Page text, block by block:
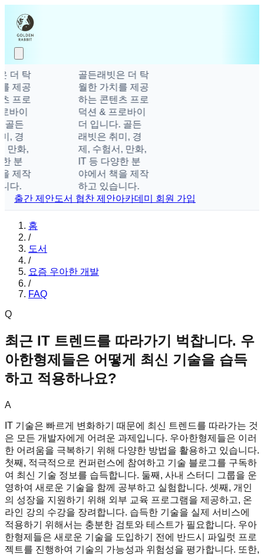
더 탁
제공
프로
바이
골든
, 경
만화,
분
제작
다.
골든래빗은 더 탁
월한 가치를 제공
하는 콘텐츠 프로
덕션 & 프로바이
더 입니다. 골든
래빗은 취미, 경
제, 수험서, 만화,
IT 등 다양한 분
야에서 책을 제작
하고 있습니다.
출간 제안도서 협찬 제안아카데미 회원 가입
홈
/
도서
/
요즘 우아한 개발
/
FAQ
Q
최근 IT 트렌드를 따라가기 벅찹니다. 우
아한형제들은 어떻게 최신 기술을 습득
하고 적용하나요?
A
IT 기술은 빠르게 변화하기 때문에 최신 트렌드를 따라가는 것
은 모든 개발자에게 어려운 과제입니다. 우아한형제들은 이러
한 어려움을 극복하기 위해 다양한 방법을 활용하고 있습니다.
첫째, 적극적으로 컨퍼런스에 참여하고 기술 블로그를 구독하
여 최신 기술 정보를 습득합니다. 둘째, 사내 스터디 그룹을 운
영하여 새로운 기술을 함께 공부하고 실험합니다. 셋째, 개인
의 성장을 지원하기 위해 외부 교육 프로그램을 제공하고, 온
라인 강의 수강을 장려합니다. 습득한 기술을 실제 서비스에
적용하기 위해서는 충분한 검토와 테스트가 필요합니다. 우아
한형제들은 새로운 기술을 도입하기 전에 반드시 파일럿 프로
젝트를 진행하여 기술의 가능성과 위험성을 평가합니다. 또한,